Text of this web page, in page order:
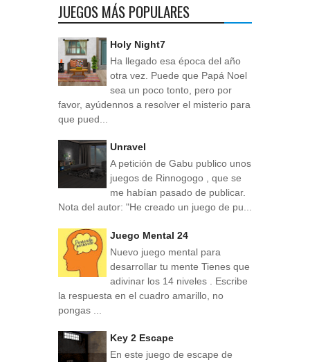
JUEGOS MÁS POPULARES
Holy Night7
Ha llegado esa época del año
otra vez. Puede que Papá Noel
sea un poco tonto, pero por
favor, ayúdennos a resolver el misterio para
que pued...
Unravel
A petición de Gabu publico unos
juegos de Rinnogogo , que se
me habían pasado de publicar.
Nota del autor: "He creado un juego de pu...
Juego Mental 24
Nuevo juego mental para
desarrollar tu mente Tienes que
adivinar los 14 niveles . Escribe
la respuesta en el cuadro amarillo, no
pongas ...
Key 2 Escape
En este juego de escape de